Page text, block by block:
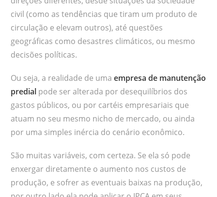
civil (como as tendências que tiram um produto de
circulação e elevam outros), até questões
geográficas como desastres climáticos, ou mesmo
decisões políticas.
Ou seja, a realidade de umaempresa de manutenção
predial pode ser alterada por desequilíbrios dos
gastos públicos, ou por cartéis empresariais que
atuam no seu mesmo nicho de mercado, ou ainda
por uma simples inércia do cenário econômico.
São muitas variáveis, com certeza. Se ela só pode
enxergar diretamente o aumento nos custos de
produção, e sofrer as eventuais baixas na produção,